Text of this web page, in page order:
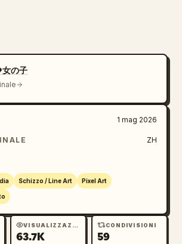
女の子
1 mag 2026
ZH
Schizzo / Line Art Pixel Art
VISUALIZZAZIONI
63.7K
CONDIVISIONI
59